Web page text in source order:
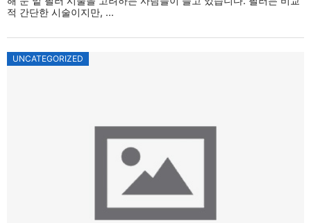
적 간단한 시술이지만, ...
UNCATEGORIZED